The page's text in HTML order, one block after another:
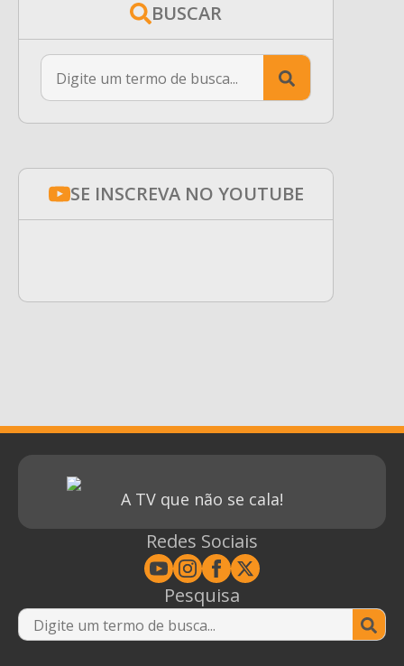
BUSCAR
Search
for:
SE INSCREVA NO YOUTUBE
A TV que não se cala!
Redes Sociais
Pesquisa